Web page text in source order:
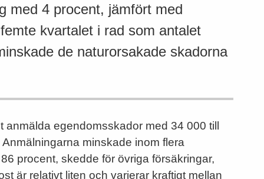
med 4 procent, jämfört med
kvartalet i rad som antalet
de naturorsakade skadorna
egendomsskador med 34 000 till
minskade inom flera
procent, skedde för övriga försäkringar,
är relativt liten och varierar kraftigt mellan